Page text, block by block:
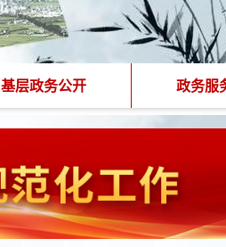
基层政务公开 政务服